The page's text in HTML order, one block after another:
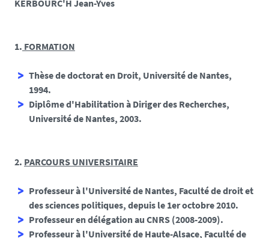
KERBOURC'H Jean-Yves
1. FORMATION
Thèse de doctorat en Droit, Université de Nantes,
1994.
Diplôme d'Habilitation à Diriger des Recherches,
Université de Nantes, 2003.
2. PARCOURS UNIVERSITAIRE
Professeur à l'Université de Nantes, Faculté de droit et
des sciences politiques, depuis le 1er octobre 2010.
Professeur en délégation au CNRS (2008-2009).
Professeur à l'Université de Haute-Alsace, Faculté de